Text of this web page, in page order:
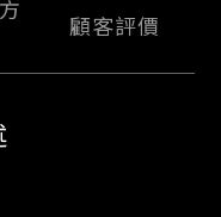
顧客評價